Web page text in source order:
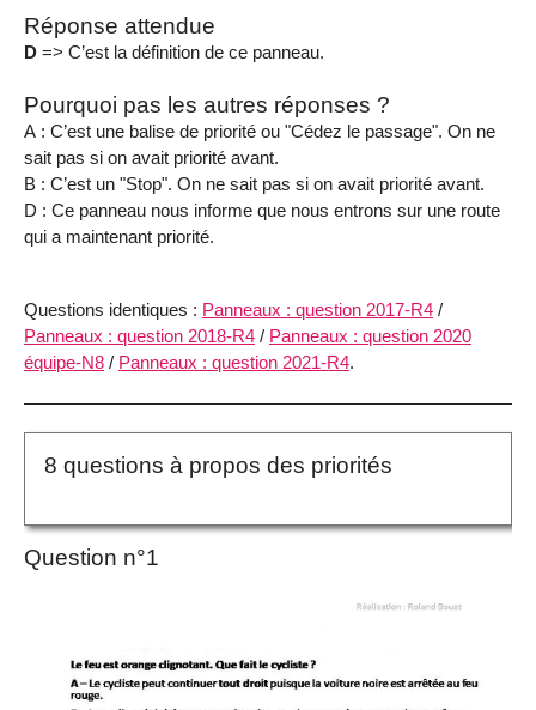
Réponse attendue
D => C’est la définition de ce panneau.
Pourquoi pas les autres réponses ?
A : C’est une balise de priorité ou "Cédez le passage". On ne
sait pas si on avait priorité avant.
B : C’est un "Stop". On ne sait pas si on avait priorité avant.
D : Ce panneau nous informe que nous entrons sur une route
qui a maintenant priorité.
Questions identiques : Panneaux : question 2017-R4 /
Panneaux : question 2018-R4 / Panneaux : question 2020
équipe-N8 / Panneaux : question 2021-R4.
8 questions à propos des priorités
Question n°1